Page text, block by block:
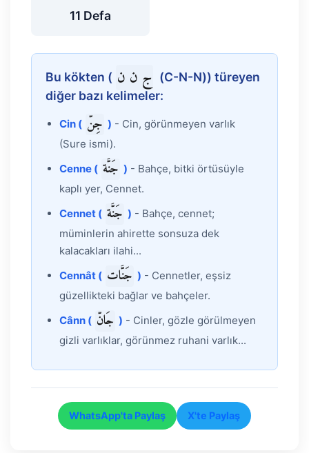
11 Defa
Bu kökten ( ج ن ن (C-N-N)) türeyen
diğer bazı kelimeler:
Cin ( جِنّ ) - Cin, görünmeyen varlık
(Sure ismi).
Cenne ( جَنَّة ) - Bahçe, bitki örtüsüyle
kaplı yer, Cennet.
Cennet ( جَنَّة ) - Bahçe, cennet;
müminlerin ahirette sonsuza dek
kalacakları ilahi...
Cennât ( جَنَّات ) - Cennetler, eşsiz
güzellikteki bağlar ve bahçeler.
Cânn ( جَانّ ) - Cinler, gözle görülmeyen
gizli varlıklar, görünmez ruhani varlık...
WhatsApp'ta Paylaş X'te Paylaş